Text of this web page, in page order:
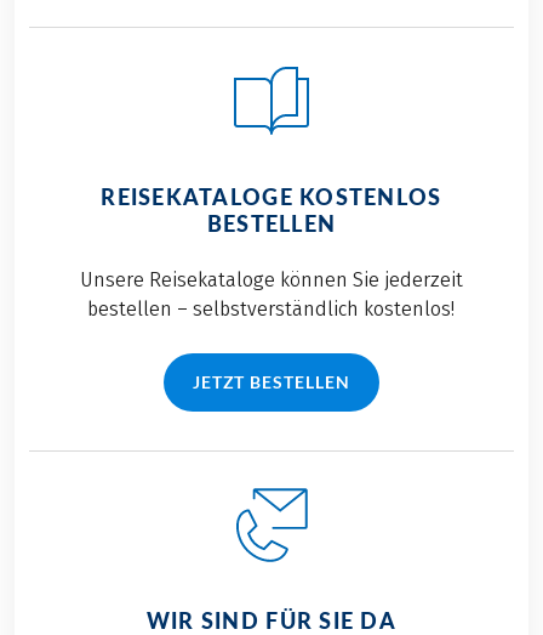
REISEKATALOGE KOSTENLOS
BESTELLEN
Unsere Reisekataloge können Sie jederzeit
bestellen – selbstverständlich kostenlos!
JETZT BESTELLEN
WIR SIND FÜR SIE DA